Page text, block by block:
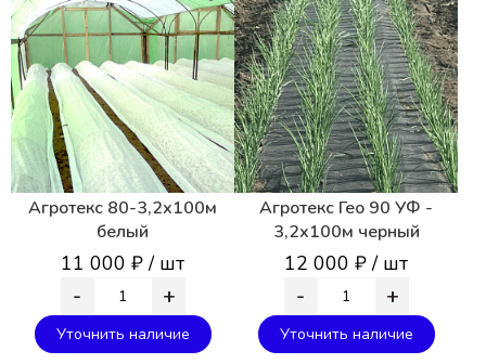
Агротекс 80-3,2х100м
белый
11 000 ₽ / шт
- +
Уточнить наличие
Агротекс Гео 90 УФ -
3,2х100м черный
12 000 ₽ / шт
- +
Уточнить наличие